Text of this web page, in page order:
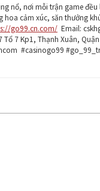
nổ, nơi mỗi trận game
hoa cảm xúc, săn thưởng
go99.cn.com/ Email:
7 Kp1, Thạnh Xuân,
#casinogo99